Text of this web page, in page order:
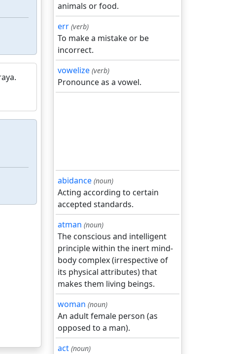
animals or food.
err (verb)
To make a mistake or be
incorrect.
vowelize (verb)
Pronounce as a vowel.
abidance (noun)
Acting according to certain
accepted standards.
atman (noun)
The conscious and intelligent
principle within the inert mind-
body complex (irrespective of
its physical attributes) that
makes them living beings.
woman (noun)
An adult female person (as
opposed to a man).
act (noun)